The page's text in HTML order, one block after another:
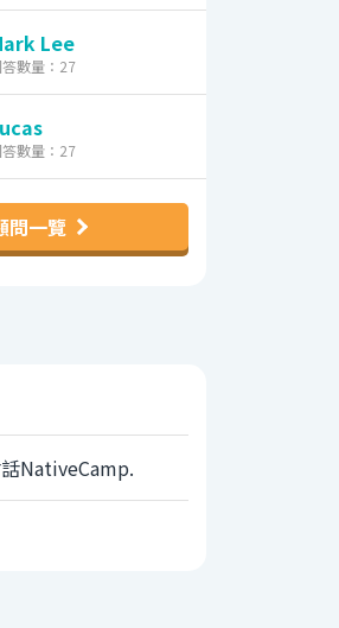
Lee
答數量：27
答數量：27
問一覽
NativeCamp.